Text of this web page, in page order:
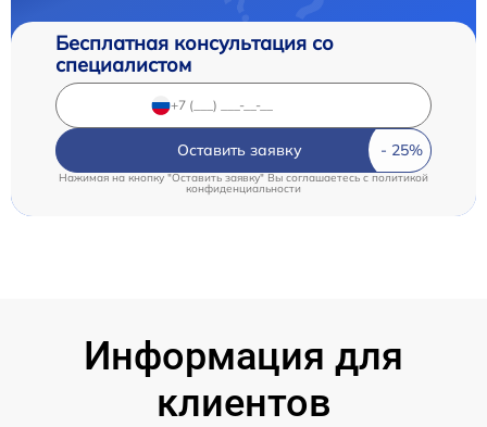
Бесплатная консультация со
специалистом
Оставить заявку
Нажимая на кнопку "Оставить заявку" Вы соглашаетесь cполитикой
конфиденциальности
Информация для
клиентов